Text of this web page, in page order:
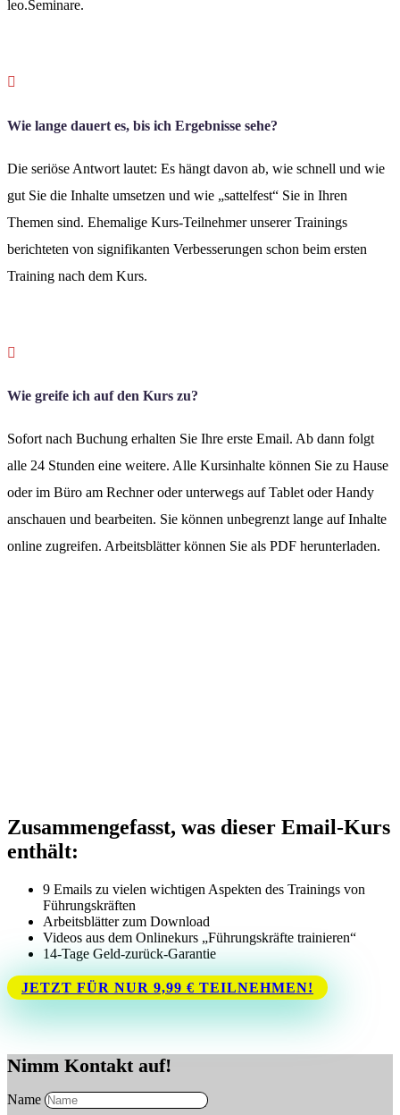
leo.Seminare.

Wie lange dauert es, bis ich Ergebnisse sehe?
Die seriöse Antwort lautet: Es hängt davon ab, wie schnell und wie
gut Sie die Inhalte umsetzen und wie „sattelfest“ Sie in Ihren
Themen sind. Ehemalige Kurs-Teilnehmer unserer Trainings
berichteten von signifikanten Verbesserungen schon beim ersten
Training nach dem Kurs.

Wie greife ich auf den Kurs zu?
Sofort nach Buchung erhalten Sie Ihre erste Email. Ab dann folgt
alle 24 Stunden eine weitere. Alle Kursinhalte können Sie zu Hause
oder im Büro am Rechner oder unterwegs auf Tablet oder Handy
anschauen und bearbeiten. Sie können unbegrenzt lange auf Inhalte
online zugreifen. Arbeitsblätter können Sie als PDF herunterladen.
Zusammengefasst, was dieser Email-Kurs
enthält:
9 Emails zu vielen wichtigen Aspekten des Trainings von
Führungskräften
Arbeitsblätter zum Download
Videos aus dem Onlinekurs „Führungskräfte trainieren“
14-Tage Geld-zurück-Garantie
JETZT FÜR NUR 9,99 € TEILNEHMEN!
Nimm Kontakt auf!
Name